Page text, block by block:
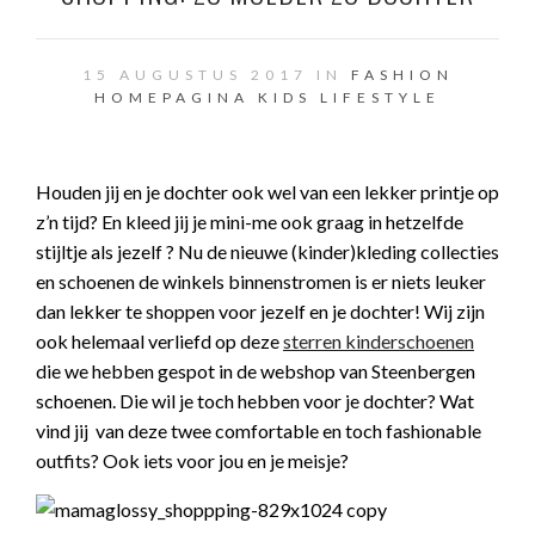
15 AUGUSTUS 2017 IN FASHION
HOMEPAGINA
KIDS LIFESTYLE
Houden jij en je dochter ook wel van een lekker printje op
z’n tijd? En kleed jij je mini-me ook graag in hetzelfde
stijltje als jezelf ? Nu de nieuwe (kinder)kleding collecties
en schoenen de winkels binnenstromen is er niets leuker
dan lekker te shoppen voor jezelf en je dochter! Wij zijn
ook helemaal verliefd op dezesterren kinderschoenen
die we hebben gespot in de webshop van Steenbergen
schoenen. Die wil je toch hebben voor je dochter? Wat
vind jij van deze twee comfortable en toch fashionable
outfits? Ook iets voor jou en je meisje?